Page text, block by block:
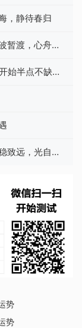
刃的灾祸，所以
，静待春归
暂渡，心舟自
始半点不缺钱
致远，光自心
势
势